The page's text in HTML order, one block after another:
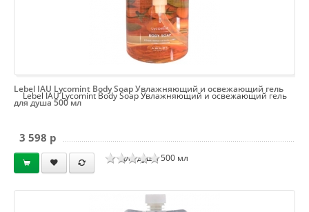
Lebel IAU Lycomint Body Soap Увлажняющий и освежающий гель
для душа 500 мл
Lebel IAU Lycomint Body Soap Увлажняющий и освежающий гель
для душа 500 мл
3 598 p